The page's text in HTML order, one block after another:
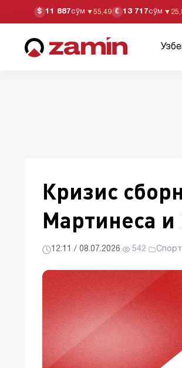
$ 11 887сўм ▼55,49 € 13 717сўм ▼
Кризис
Мартинеса
12:11 / 08.07.2026· 542· Спорт